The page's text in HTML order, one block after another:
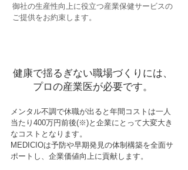
御社の生産性向上に役立つ産業保健サービスの
ご提供をお約束します。
健康で揺るぎない職場づくりには、
プロの産業医が必要です。
メンタル不調で休職が出ると年間コストは一人
当たり400万円前後(※)と企業にとって大変大き
なコストとなります。
MEDICIOは予防や早期発見の体制構築を全面サ
ポートし、企業価値向上に貢献します。